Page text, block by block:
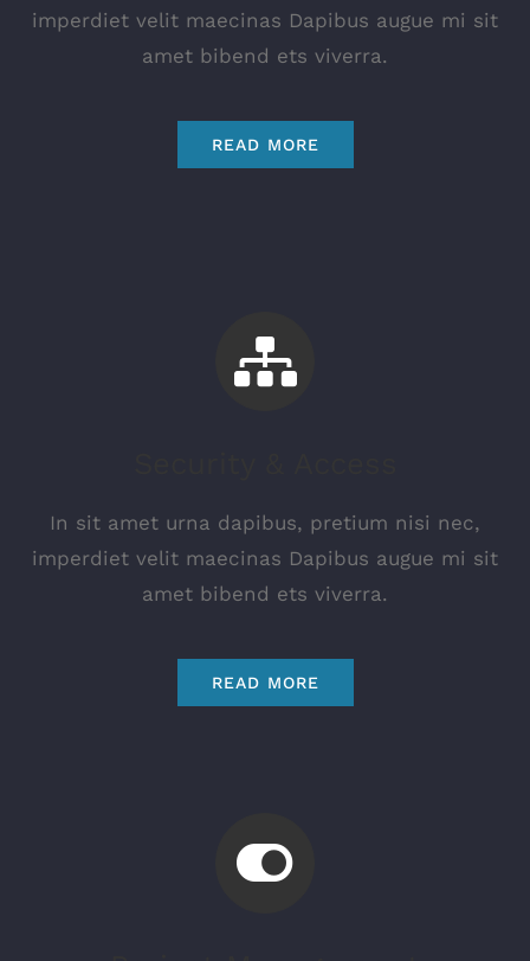
imperdiet velit maecinas Dapibus augue mi sit
amet bibend ets viverra.
READ MORE
In sit amet urna dapibus, pretium nisi nec,
imperdiet velit maecinas Dapibus augue mi sit
amet bibend ets viverra.
READ MORE